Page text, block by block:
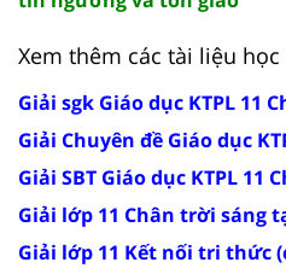
Xem thêm các tài liệu
Giải sgk Giáo dục KTPL 11
Giải Chuyên đề Giáo dục
Giải SBT Giáo dục KTPL 11
Giải lớp 11 Chân trời sáng
Giải lớp 11 Kết nối tri thức